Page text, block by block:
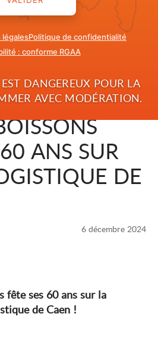
légalesPolitique de confidentialité
: conforme RGAA
DANGEREUX POUR LA
AVEC MODÉRATION.
ANS SUR
DE
6 décembre 2024
fête ses 60 ans sur la
de Caen !